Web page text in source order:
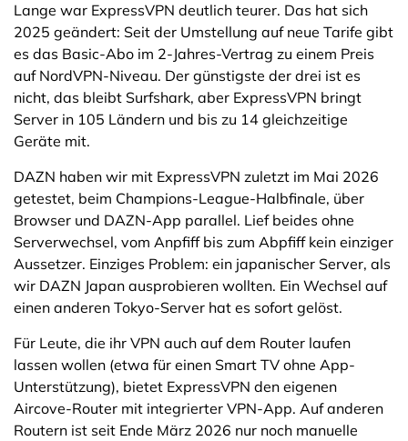
Lange war ExpressVPN deutlich teurer. Das hat sich
2025 geändert: Seit der Umstellung auf neue Tarife gibt
es das Basic-Abo im 2-Jahres-Vertrag zu einem Preis
auf NordVPN-Niveau. Der günstigste der drei ist es
nicht, das bleibt Surfshark, aber ExpressVPN bringt
Server in 105 Ländern und bis zu 14 gleichzeitige
Geräte mit.
DAZN haben wir mit ExpressVPN zuletzt im Mai 2026
getestet, beim Champions-League-Halbfinale, über
Browser und DAZN-App parallel. Lief beides ohne
Serverwechsel, vom Anpfiff bis zum Abpfiff kein einziger
Aussetzer. Einziges Problem: ein japanischer Server, als
wir DAZN Japan ausprobieren wollten. Ein Wechsel auf
einen anderen Tokyo-Server hat es sofort gelöst.
Für Leute, die ihr VPN auch auf dem Router laufen
lassen wollen (etwa für einen Smart TV ohne App-
Unterstützung), bietet ExpressVPN den eigenen
Aircove-Router mit integrierter VPN-App. Auf anderen
Routern ist seit Ende März 2026 nur noch manuelle